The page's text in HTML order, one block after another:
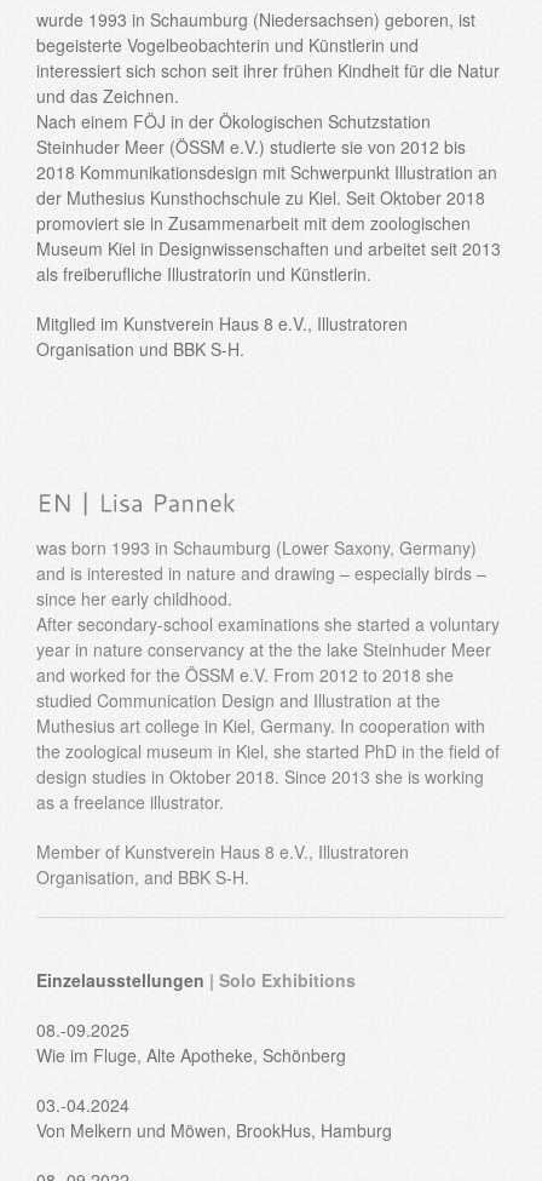
wurde 1993 in Schaumburg (Niedersachsen) geboren, ist
begeisterte Vogelbeobachterin und Künstlerin und
interessiert sich schon seit ihrer frühen Kindheit für die Natur
und das Zeichnen.
Nach einem FÖJ in der Ökologischen Schutzstation
Steinhuder Meer (ÖSSM e.V.) studierte sie von 2012 bis
2018 Kommunikationsdesign mit Schwerpunkt Illustration an
der Muthesius Kunsthochschule zu Kiel. Seit Oktober 2018
promoviert sie in Zusammenarbeit mit dem zoologischen
Museum Kiel in Designwissenschaften und arbeitet seit 2013
als freiberufliche Illustratorin und Künstlerin.
Mitglied im Kunstverein Haus 8 e.V., Illustratoren
Organisation und BBK S-H.
was born 1993 in Schaumburg (Lower Saxony, Germany)
and is interested in nature and drawing – especially birds –
since her early childhood.
After secondary-school examinations she started a voluntary
year in nature conservancy at the the lake Steinhuder Meer
and worked for the ÖSSM e.V. From 2012 to 2018 she
studied Communication Design and Illustration at the
Muthesius art college in Kiel, Germany. In cooperation with
the zoological museum in Kiel, she started PhD in the field of
design studies in Oktober 2018. Since 2013 she is working
as a freelance illustrator.
Member of Kunstverein Haus 8 e.V., Illustratoren
Organisation, and BBK S-H.
Einzelausstellungen | Solo Exhibitions
08.-09.2025
Wie im Fluge, Alte Apotheke, Schönberg
03.-04.2024
Von Melkern und Möwen, BrookHus, Hamburg